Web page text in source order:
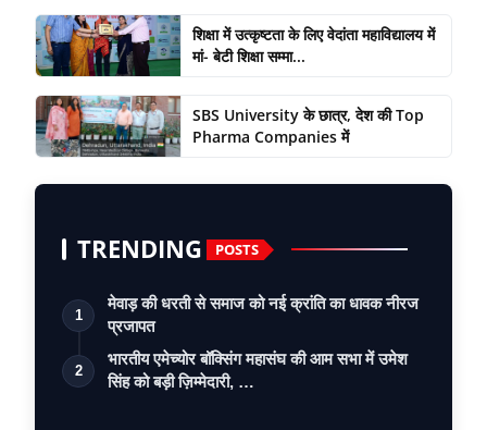
शिक्षा में उत्कृष्टता के लिए वेदांता महाविद्यालय में
मां- बेटी शिक्षा सम्मा...
SBS University के छात्र, देश की Top
Pharma Companies में
TRENDING POSTS
1
मेवाड़ की धरती से समाज को नई क्रांति का धावक नीरज
प्रजापत
2
भारतीय एमेच्योर बॉक्सिंग महासंघ की आम सभा में उमेश
सिंह को बड़ी ज़िम्मेदारी, …